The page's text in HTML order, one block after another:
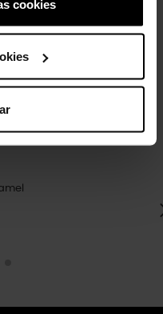
cookies
borboleta colorida